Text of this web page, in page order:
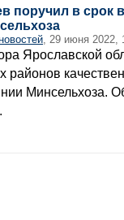
поручил в срок
, 29 июня 2022,
Ярославской
районов
Минсельхоза.